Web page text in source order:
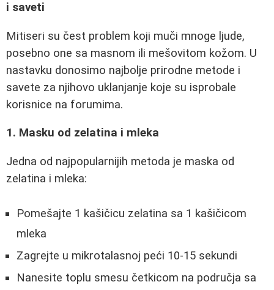
i saveti
Mitiseri su čest problem koji muči mnoge ljude,
posebno one sa masnom ili mešovitom kožom. U
nastavku donosimo najbolje prirodne metode i
savete za njihovo uklanjanje koje su isprobale
korisnice na forumima.
1. Masku od zelatina i mleka
Jedna od najpopularnijih metoda je maska od
zelatina i mleka:
Pomešajte 1 kašičicu zelatina sa 1 kašičicom
mleka
Zagrejte u mikrotalasnoj peći 10-15 sekundi
Nanesite toplu smesu četkicom na područja sa